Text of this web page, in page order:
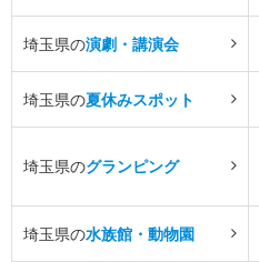
埼玉県の演劇・講演会
埼玉県の夏休みスポット
埼玉県のグランピング
埼玉県の水族館・動物園